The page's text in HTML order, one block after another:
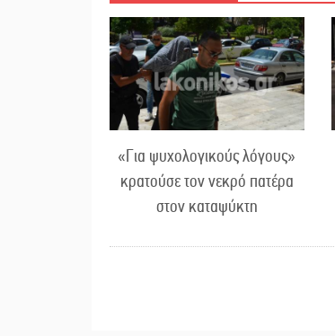
«Για ψυχολογικούς λόγους»
κρατούσε τον νεκρό πατέρα
στον καταψύκτη